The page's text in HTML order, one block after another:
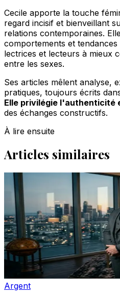
Cecile apporte la touche
regard incisif et bienveillant
relations contemporaines.
comportements et
lectrices et lecteurs à mieux
entre les sexes.
Ses articles mêlent analyse,
pratiques, toujours écrits
Elle privilégie l'authenticité
des échanges constructifs.
À lire ensuite
Articles similaires
Argent